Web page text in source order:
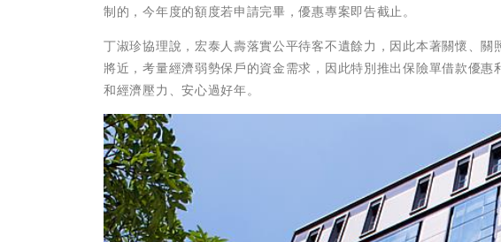
制的，今年度的額度若申請完畢，優惠專案即告截止。
丁淑珍協理說，宏泰人壽落實公平待客不遺餘力，因此本著關懷、
將近，考量經濟弱勢保戶的資金需求，因此特別推出保險單借款優
和經濟壓力、安心過好年。